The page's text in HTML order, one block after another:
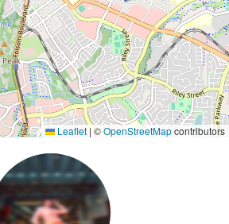
Leaflet | ©OpenStreetMapcontributors